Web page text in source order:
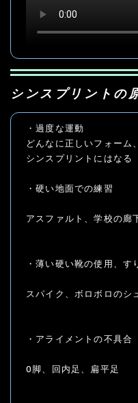
シンスプリントの
・過度な運動
どんなに正しいフォーム
シンスプリントにはなる
・硬い地面での練習
アスファルト、学校の廊
・薄い硬い靴の使用、す
スパイク、ボロボロのシ
・アライメントの不具合
O脚、回内足、扁平足